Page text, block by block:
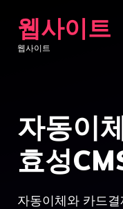
content
웹사이트
웹사이트
자동이
효성
자동이체와 카드